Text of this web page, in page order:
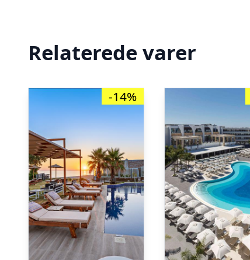
Relaterede varer
-14%